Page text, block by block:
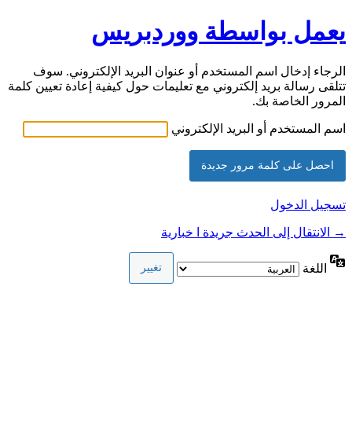
يعمل بواسطة ووردبريس
الرجاء إدخال اسم المستخدم أو عنوان البريد الإلكتروني. سوف
تتلقى رسالة بريد إلكتروني مع تعليمات حول كيفية إعادة تعيين كلمة
المرور الخاصة بك.
اسم المستخدم أو البريد الإلكتروني
تسجيل الدخول
→ الانتقال إلى الحدث جريدة ا خبارية
اللغة